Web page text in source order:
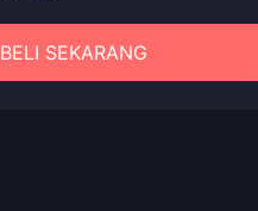
BELI SEKARANG